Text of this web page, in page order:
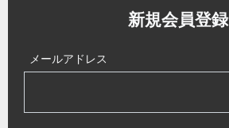
新規会員登録
メールアドレス